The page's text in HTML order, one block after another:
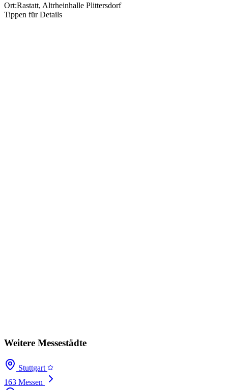
Ort:Rastatt, Altrheinhalle Plittersdorf
Tippen für Details
Weitere Messestädte
Stuttgart
163 Messen